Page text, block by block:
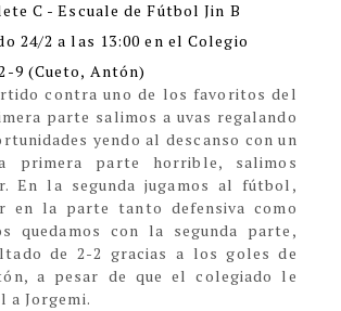
C - Escuale de Fútbol Jin B
24/2 a las 13:00 en el Colegio
9 (Cueto, Antón)
contra uno de los favoritos del
parte salimos a uvas regalando
yendo al descanso con un
primera parte horrible, salimos
En la segunda jugamos al fútbol,
en la parte tanto defensiva como
quedamos con la segunda parte,
de 2-2 gracias a los goles de
a pesar de que el colegiado le
a Jorgemi.